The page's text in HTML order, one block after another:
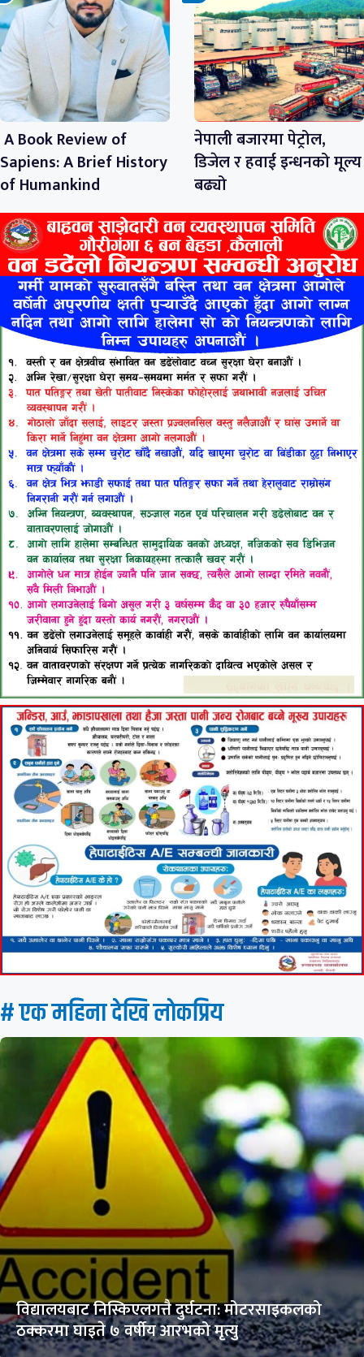
A Book Review of
Sapiens: A Brief History
of Humankind
नेपाली बजारमा पेट्रोल,
डिजेल र हवाई इन्धनको मूल्य
बढ्यो
# एक महिना देखि लाेकप्रिय
विद्यालयबाट निस्किएलगत्तै दुर्घटना: मोटरसाइकलको
ठक्करमा घाइते ७ वर्षीय आरभको मृत्यु